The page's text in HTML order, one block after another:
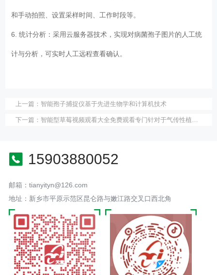
和手动拍照、设置采样时间、工作时段等。
6. 统计分析：采用云服务器技术，实现对病菌孢子图片的人工统
计与分析，可实时人工远程查看确认。
上一篇： 智能孢子捕捉仪基于先进生物学和计算机技术
下一篇： 智能型草莓视频观看大全免费观看专门针对于气传性植物病菌孢子
15903880052
邮箱：tianyityn@126.com
地址：新乡市平原示范区昆仑路与嫩江路交叉口西北角